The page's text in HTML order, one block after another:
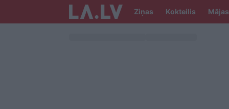
Ziņas Kokteilis Mājas